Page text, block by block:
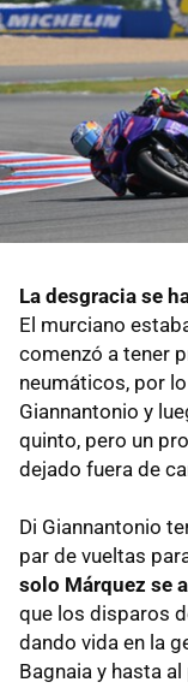
La desgracia se
El murciano
comenzó a tener
neumáticos, por
Giannantonio y
quinto, pero un
dejado fuera de
Di Giannantonio
par de vueltas
solo Márquez se
que los disparos
dando vida en la
Bagnaia y hasta